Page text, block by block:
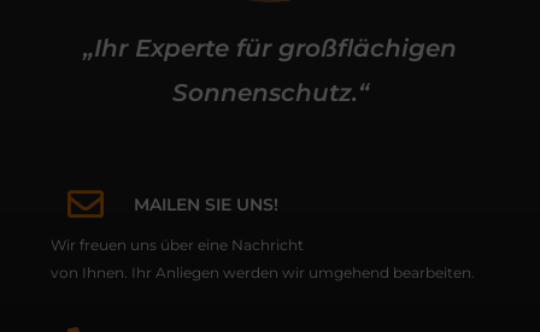
„Ihr Experte für großflächigen
Sonnenschutz.“
MAILEN SIE UNS!
Wir freuen uns über eine Nachricht
von Ihnen. Ihr Anliegen werden wir umgehend bearbeiten.